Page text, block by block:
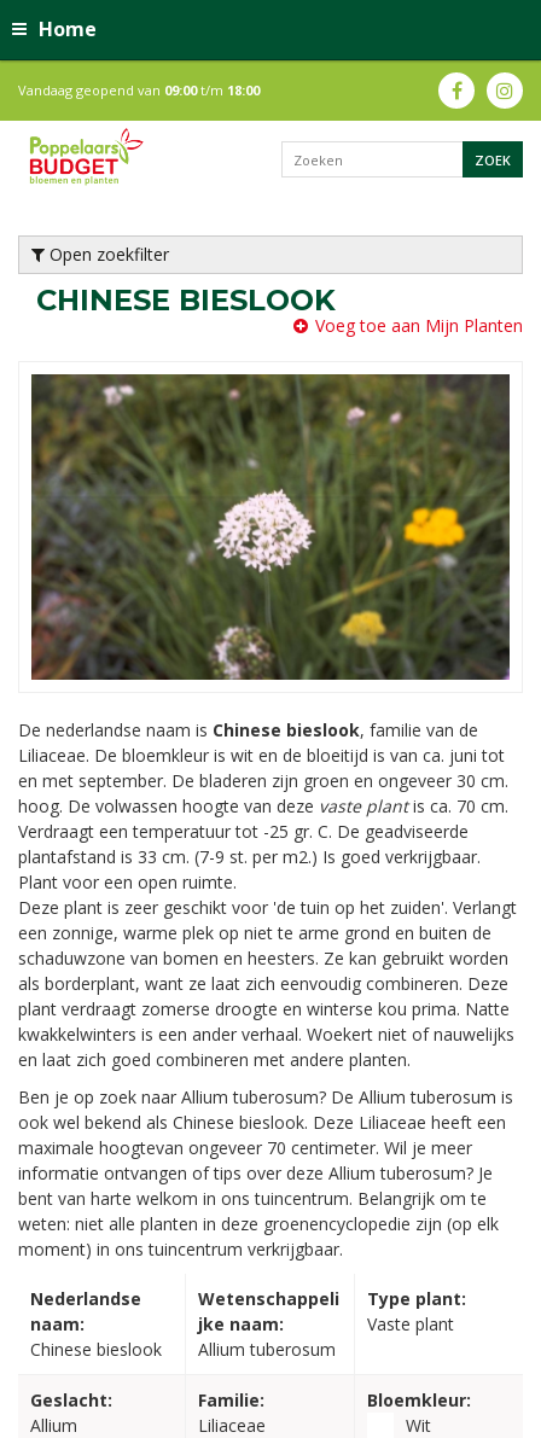
Home
Vandaag geopend van 09:00t/m 18:00
Open zoekfilter
CHINESE BIESLOOK
Voeg toe aan Mijn Planten
De nederlandse naam is Chinese bieslook, familie van de
Liliaceae. De bloemkleur is wit en de bloeitijd is van ca. juni tot
en met september. De bladeren zijn groen en ongeveer 30 cm.
hoog. De volwassen hoogte van deze vaste plantis ca. 70 cm.
Verdraagt een temperatuur tot -25 gr. C. De geadviseerde
plantafstand is 33 cm. (7-9 st. per m2.) Is goed verkrijgbaar.
Plant voor een open ruimte.
Deze plant is zeer geschikt voor 'de tuin op het zuiden'. Verlangt
een zonnige, warme plek op niet te arme grond en buiten de
schaduwzone van bomen en heesters. Ze kan gebruikt worden
als borderplant, want ze laat zich eenvoudig combineren. Deze
plant verdraagt zomerse droogte en winterse kou prima. Natte
kwakkelwinters is een ander verhaal. Woekert niet of nauwelijks
en laat zich goed combineren met andere planten.
Ben je op zoek naar Allium tuberosum? De Allium tuberosum is
ook wel bekend als Chinese bieslook. Deze Liliaceae heeft een
maximale hoogtevan ongeveer 70 centimeter. Wil je meer
informatie ontvangen of tips over deze Allium tuberosum? Je
bent van harte welkom in ons tuincentrum. Belangrijk om te
weten: niet alle planten in deze groenencyclopedie zijn (op elk
moment) in ons tuincentrum verkrijgbaar.
Nederlandse
naam:
Chinese bieslook
Wetenschappeli
jke naam:
Allium tuberosum
Type plant:
Vaste plant
Geslacht:
Allium
Familie:
Liliaceae
Bloemkleur:
Wit